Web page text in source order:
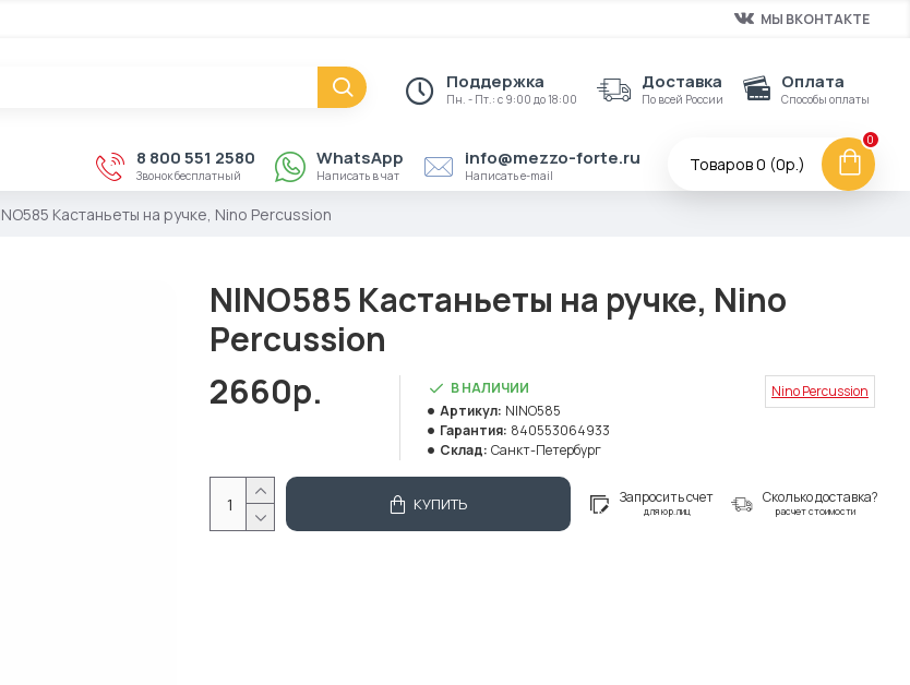
МЫ ВКОНТАКТЕ
Поддержка
Пн. - Пт.: с 9:00 до 18:00
Доставка
По всей России
Оплата
Способы оплаты
8 800 551 2580
Звонок бесплатный
WhatsApp
Написать в чат
info@mezzo-forte.ru
Написать e-mail
Товаров 0 (0р.)
0
Кастаньеты на ручке, Nino Percussion
NINO585 Кастаньеты на ручке, Nino
Percussion
2660р.
В НАЛИЧИИ
Артикул: NINO585
Гарантия: 840553064933
Склад: Санкт-Петербург
Nino Percussion
КУПИТЬ Запросить счет
для юр.лиц
Сколько доставка?
расчет стоимости